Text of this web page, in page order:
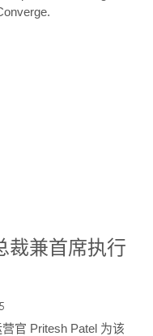
裁兼首席执行
官 Pritesh Patel 为该